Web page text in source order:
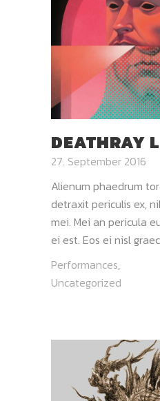
DEATHRAY
27. September 2016
Alienum phaedrum
detraxit periculis ex,
mei. Mei an pericula
ei est. Eos ei nisl
Performances,
Uncategorized